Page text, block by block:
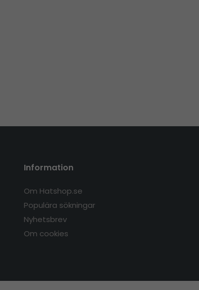
Information
Om Hatshop.se
Populära sökningar
Nyhetsbrev
Om cookies